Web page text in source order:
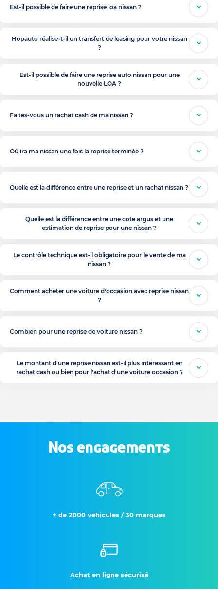
Est-il possible de faire une reprise loa nissan ?
Hopauto réalise-t-il un transfert de leasing pour votre nissan
?
Est-il possible de faire une reprise auto nissan pour une
nouvelle LOA ?
Faites-vous un rachat cash de ma nissan ?
Où ira ma nissan une fois la reprise terminée ?
Quelle est la différence entre une reprise et un rachat nissan ?
Quelle est la différence entre une cote argus et une
estimation de reprise pour une nissan ?
Le contrôle technique est-il obligatoire pour le vente de ma
nissan ?
Comment acheter une voiture d'occasion avec reprise nissan
?
Combien pour une reprise de voiture nissan ?
Le montant d'une reprise nissan est-il plus intéressant en
rachat cash ou bien pour l'achat d'une voiture occasion ?
Nos engagements
+ de 2000 véhicules / 30 marques
Achat en ligne sécurisé